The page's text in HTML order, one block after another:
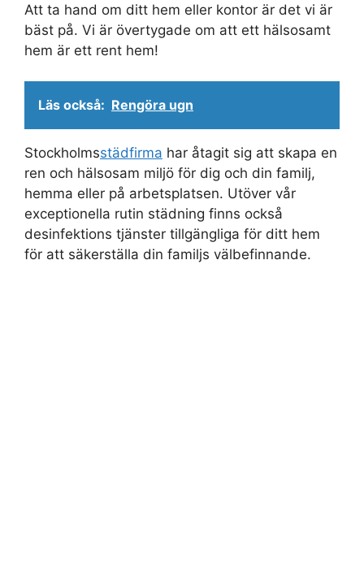
Att ta hand om ditt hem eller kontor är det vi är
bäst på. Vi är övertygade om att ett hälsosamt
hem är ett rent hem!
Läs också: Rengöra ugn
Stockholmsstädfirma har åtagit sig att skapa en
ren och hälsosam miljö för dig och din familj,
hemma eller på arbetsplatsen. Utöver vår
exceptionella rutin städning finns också
desinfektions tjänster tillgängliga för ditt hem
för att säkerställa din familjs välbefinnande.